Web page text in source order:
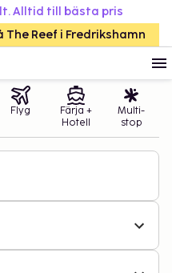
Alltid till bästa pris
The Reef i Fredrikshamn
Flyg
Färja +
Hotell
Multi-
stop